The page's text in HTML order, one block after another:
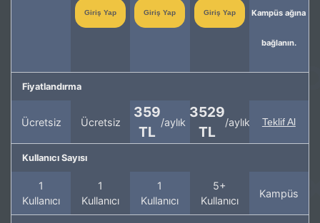
Giriş Yap Giriş Yap Giriş Yap Kampüs ağına
bağlanın.
Fiyatlandırma
Ücretsiz Ücretsiz
359
TL
/aylık
3529
TL
/aylık Teklif Al
Kullanıcı Sayısı
1
Kullanıcı
1
Kullanıcı
1
Kullanıcı
5+
Kullanıcı
Kampüs